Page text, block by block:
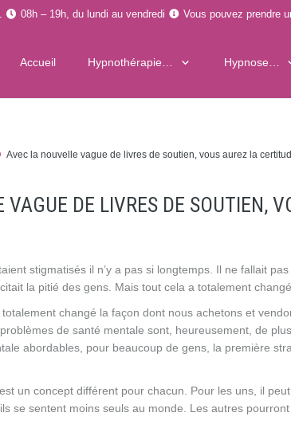
08h – 19h, du lundi au vendredi Vous pouvez prendre
Accueil Hypnothérapie… Hypnose…
Avec la nouvelle vague de livres de soutien, vous aurez la
DE LIVRES DE SOUTIEN,
stigmatisés il n’y a pas si longtemps. Il ne fallait
la pitié des gens. Mais tout cela a totalement changé.
changé la façon dont nous achetons et
de santé mentale sont, heureusement, de
abordables, pour beaucoup de gens, la première
un concept différent pour chacun. Pour les uns, il
se sentent moins seuls au monde. Les autres